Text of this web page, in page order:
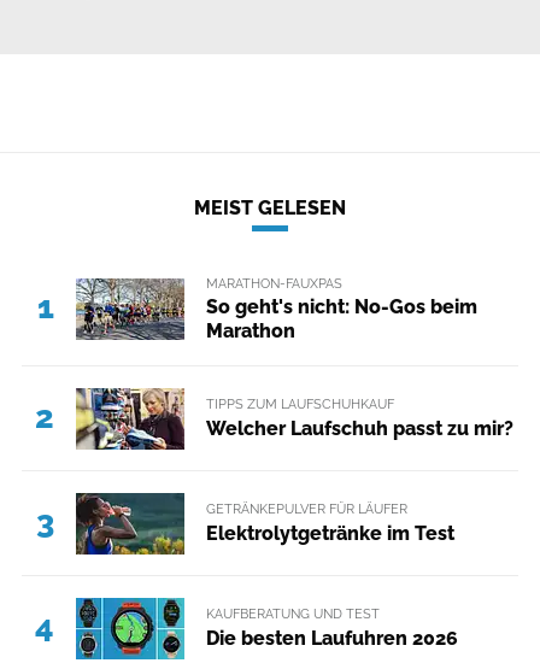
MEIST GELESEN
1
MARATHON-FAUXPAS
So geht's nicht: No-Gos beim
Marathon
2 TIPPS ZUM LAUFSCHUHKAUF
Welcher Laufschuh passt zu mir?
3 GETRÄNKEPULVER FÜR LÄUFER
Elektrolytgetränke im Test
4 KAUFBERATUNG UND TEST
Die besten Laufuhren 2026